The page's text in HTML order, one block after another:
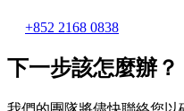
+852 2168 0838
下一步該怎麼辦？